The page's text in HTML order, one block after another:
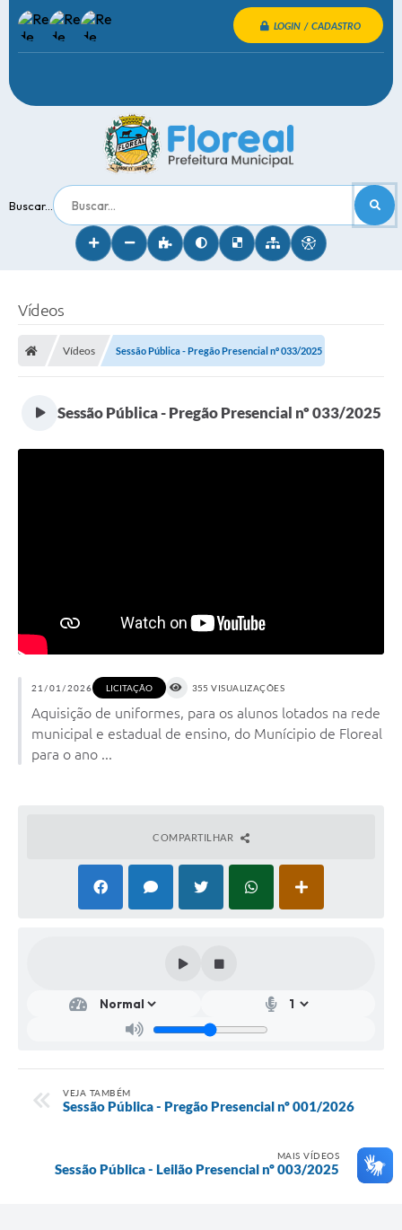
LOGIN / CADASTRO
Buscar...
Vídeos
Vídeos Sessão Pública - Pregão Presencial nº 033/2025
Sessão Pública - Pregão Presencial nº 033/2025
21/01/2026 LICITAÇÃO 355 VISUALIZAÇÕES
Aquisição de uniformes, para os alunos lotados na rede
municipal e estadual de ensino, do Munícipio de Floreal
para o ano ...
COMPARTILHAR
VEJA TAMBÉM
Sessão Pública - Pregão Presencial nº 001/2026
MAIS VÍDEOS
Sessão Pública - Leilão Presencial nº 003/2025